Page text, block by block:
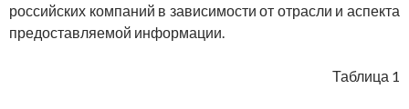
российских компаний в зависимости от отрасли и аспекта
предоставляемой информации.
Таблица 1